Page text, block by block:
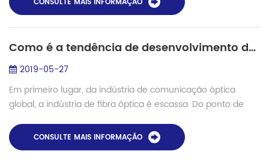
Como é a tendência de desenvolvimento da indústria de comunicação óptica no presente?
2019-05-27
Em primeiro lugar, da indústria de comunicação óptica
global, a indústria de fibra óptica é escassa. Do ponto de
outras regiões são relativame...
CONSULTE MAIS INFORMAÇÃO